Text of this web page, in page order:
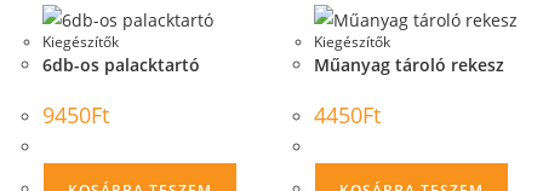
Kiegészítők
6db-os palacktartó
9450Ft
Kiegészítők
Műanyag tároló rekesz
4450Ft